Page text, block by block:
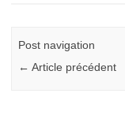
Post navigation
← Article précédent